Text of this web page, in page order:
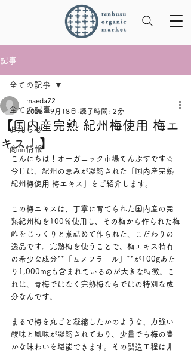
記事
全ての記事
お知らせ
商品情報
全ての記事
【国内産完熟 紀州梅使用 梅エ
キス！】
maeda72
2025年9月18日 読了時間: 2分
こんにちは！オーガニック市場てんぶすです☆
今日は、紀州の恵みが凝縮された「国内産完熟
紀州梅使用 梅エキス」をご紹介します。
この梅エキスは、丁寧に育てられた国内産の完
熟紀州梅を100％使用し、その梅から作られた梅
酢をじっくりと煮詰めて作られた、こだわりの
逸品です。完熟梅を使うことで、梅エキス特有
の希少な成分**「ムメフラール」**が100gあた
り1,000mgも含まれているのが大きな特徴。こ
れは、青梅ではなく完熟梅ならではの特別な成
分なんです。
まるで梅を丸ごと凝縮したかのような、力強い
酸味と風味が凝縮されており、少量でも梅の豊
かな味わいを堪能できます。その製造工程は非